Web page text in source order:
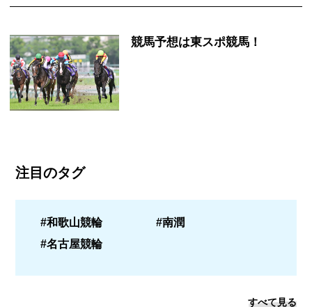
競馬予想は東スポ競馬！
注目のタグ
#和歌山競輪
#南潤
#名古屋競輪
すべて見る